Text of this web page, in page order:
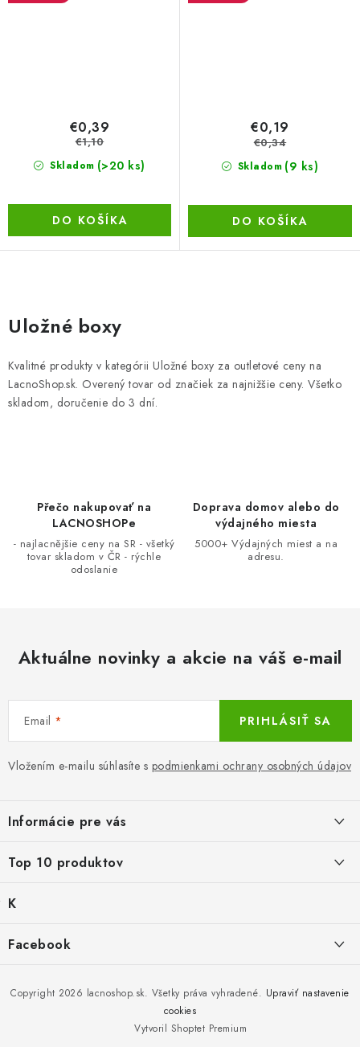
Skladom (>20 ks)
€0,39
€1,10
DO KOŠÍKA
Skladom (9 ks)
€0,19
€0,34
DO KOŠÍKA
v
l
á
d
a
k
u
Uložné boxy
Kvalitné produkty v kategórii Uložné boxy za outletové ceny na
LacnoShop.sk. Overený tovar od značiek za najnižšie ceny. Všetko
skladom, doručenie do 3 dní.
Přečo nakupovať na
LACNOSHOPe
- najlacnějšie ceny na SR - všetký
tovar skladom v ČR - rýchle
odoslanie
Doprava domov alebo do
výdajného miesta
5000+ Výdajných miest a na
adresu.
Aktuálne novinky a akcie na váš e-mail
Email
Vložením e-mailu súhlasíte s podmienkami ochrany osobných údajov
PRIHLÁSIŤ SA
p
ä
i
Informácie pre vás
Dopravné a Platby
Ochrana osobných údajov
Top 10 produktov
Detské gamaše biele
€1,19
Mika for Health, dezinfekčný gél na ruky, 100 ml
K
e
r
Bez zásoby, k vyřazení (vč. XD)
Facebook
Vytvoril Shoptet Premium
Copyright 2026 lacnoshop.sk. Všetky práva vyhradené. Upraviť nastavenie
cookies